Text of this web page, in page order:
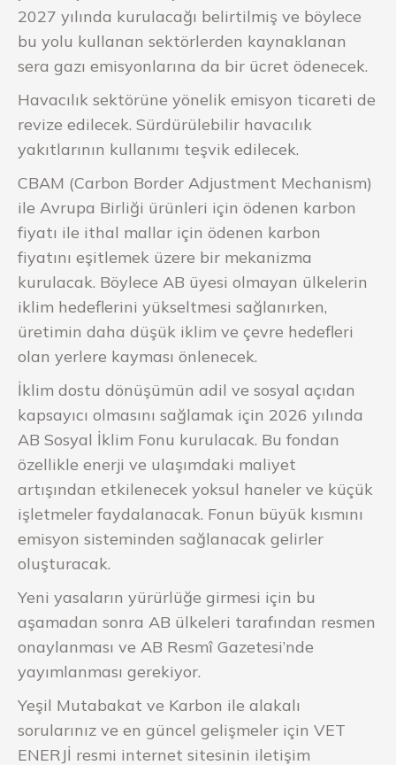
2027 yılında kurulacağı belirtilmiş ve böylece
bu yolu kullanan sektörlerden kaynaklanan
sera gazı emisyonlarına da bir ücret ödenecek.
Havacılık sektörüne yönelik emisyon ticareti de
revize edilecek. Sürdürülebilir havacılık
yakıtlarının kullanımı teşvik edilecek.
CBAM (Carbon Border Adjustment Mechanism)
ile Avrupa Birliği ürünleri için ödenen karbon
fiyatı ile ithal mallar için ödenen karbon
fiyatını eşitlemek üzere bir mekanizma
kurulacak. Böylece AB üyesi olmayan ülkelerin
iklim hedeflerini yükseltmesi sağlanırken,
üretimin daha düşük iklim ve çevre hedefleri
olan yerlere kayması önlenecek.
İklim dostu dönüşümün adil ve sosyal açıdan
kapsayıcı olmasını sağlamak için 2026 yılında
AB Sosyal İklim Fonu kurulacak. Bu fondan
özellikle enerji ve ulaşımdaki maliyet
artışından etkilenecek yoksul haneler ve küçük
işletmeler faydalanacak. Fonun büyük kısmını
emisyon sisteminden sağlanacak gelirler
oluşturacak.
Yeni yasaların yürürlüğe girmesi için bu
aşamadan sonra AB ülkeleri tarafından resmen
onaylanması ve AB Resmî Gazetesi’nde
yayımlanması gerekiyor.
Yeşil Mutabakat ve Karbon ile alakalı
sorularınız ve en güncel gelişmeler için VET
ENERJİ resmi internet sitesinin iletişim